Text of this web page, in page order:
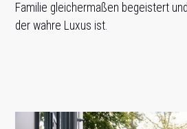
Familie gleichermaßen begeistert
der wahre Luxus ist.